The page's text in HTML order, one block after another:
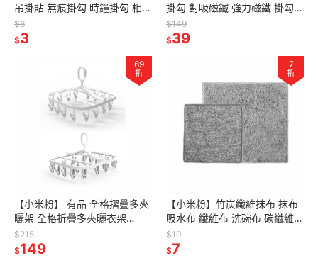
吊掛貼 無痕掛勾 時鐘掛勾 相框
掛勾 畫框掛勾 牆面無痕貼釘 無
痕釘
$6
$3
掛勾 對吸磁鐵 強力磁鐵 掛勾
萬用掛勾 扣環 磁鐵 露營掛勾
帳篷 露營 戶外野營 附D扣
$149
$39
69
折
【小米粉】 有品 全格摺疊多夾
曬架 全格折疊多夾曬衣架
360°旋轉 曬衣架 曬衣夾 16夾
24夾 曬衣服夾
$215
$149
7
折
【小米粉】竹炭纖維抹布 抹布
吸水布 纖維布 洗碗布 碳纖維布
廚房抹布 吸水抹布 洗碗布 竹炭
抹布 洗碗抹布 清潔抹布
$10
$7